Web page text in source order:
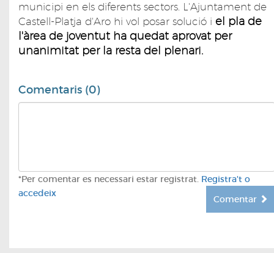
municipi en els diferents sectors. L'Ajuntament de
Castell-Platja d'Aro hi vol posar solució i el pla de
l'àrea de joventut ha quedat aprovat per
unanimitat per la resta del plenari.
Comentaris (0)
*Per comentar es necessari estar registrat. Registra't o
accedeix
Comentar